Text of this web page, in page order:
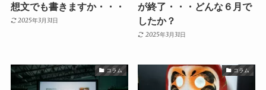
想文でも書きますか・・・
2025年3月31日
が終了・・・どんな６月で
したか？
2025年3月31日
コラム コラム